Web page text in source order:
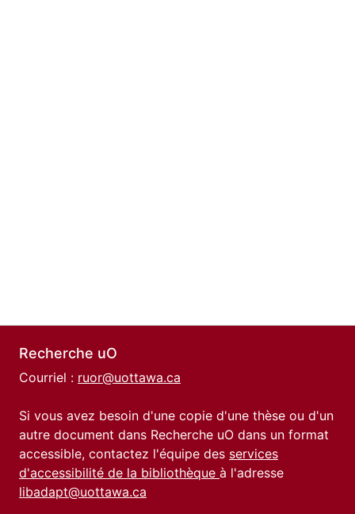
Recherche uO
Courriel : ruor@uottawa.ca
Si vous avez besoin d'une copie d'une thèse ou d'un
autre document dans Recherche uO dans un format
accessible, contactez l'équipe des services
d'accessibilité de la bibliothèque à l'adresse
libadapt@uottawa.ca